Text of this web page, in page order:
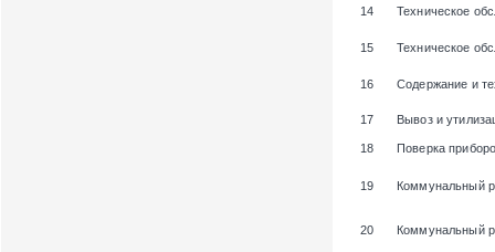
14 Техническое
15 Техническое
16 Содержание и
17 Вывоз и
18 Поверка
19 Коммунальный
20 Коммунальный